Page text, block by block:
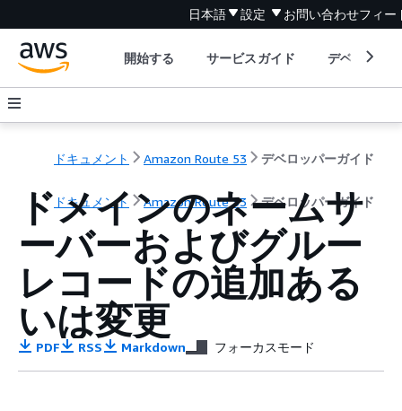
日本語 設定 お問い合わせフィー
開始する サービスガイド デベロッパ
ドキュメント Amazon Route 53 デベロッパーガイド
ドキュメント Amazon Route 53 デベロッパーガイド
ドメインのネームサ
ーバーおよびグルー
レコードの追加ある
いは変更
PDF RSS Markdown フォーカスモード